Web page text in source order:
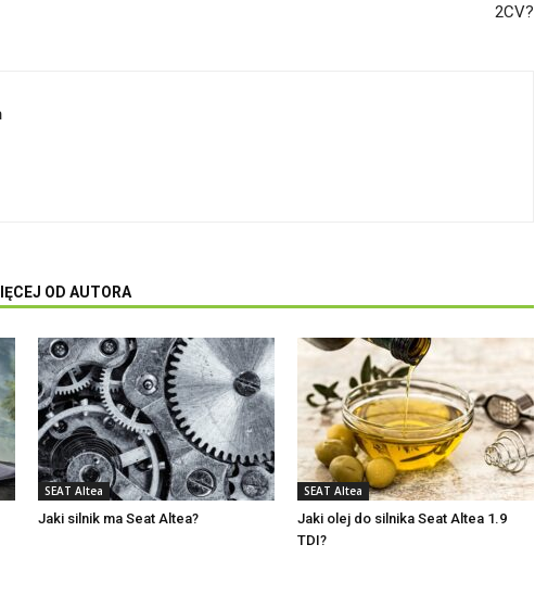
2CV?
OD AUTORA
SEAT Altea
Jaki silnik ma Seat Altea?
SEAT Altea
Jaki olej do silnika Seat Altea 1.9
TDI?